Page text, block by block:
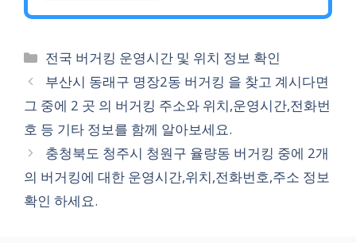
카
테
고
리
전국 버거킹 운영시간 및 위치 정보 확인
부산시 동래구 명장2동 버거킹 을 찾고 계시다면
그 중에 2 곳 의 버거킹 주소와 위치,운영시간,전화번
호 등 기타 정보를 함께 알아보세요.
충청북도 청주시 청원구 율량동 버거킹 중에 2개
의 버거킹에 대한 운영시간,위치,전화번호,주소 정보
확인 하세요.